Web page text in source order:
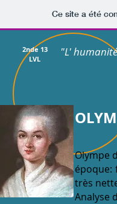
Ce site a été
2nde 13
LVL
"L'
Olympe
époque:
très
Analyse